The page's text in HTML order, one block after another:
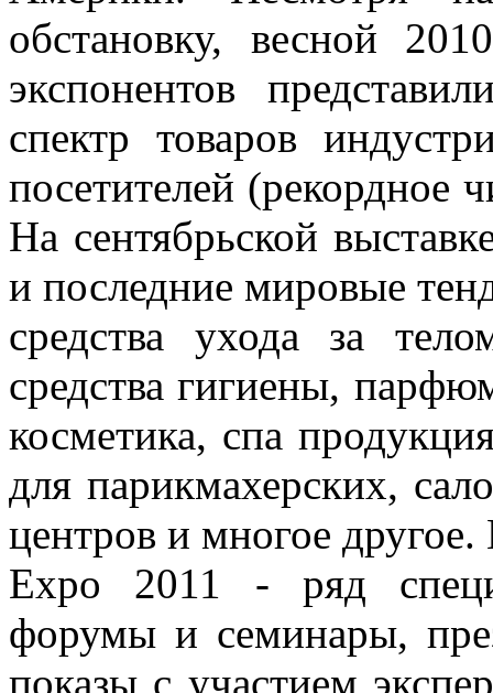
обстановку, весной
экспонентов
спектр товаров
посетителей (рекордное
На сентябрьской
и последние мировые
средства ухода за
средства гигиены,
косметика, спа
для парикмахерских,
центров и многое
Expo 2011 - ряд
форумы и семинары,
показы с участием